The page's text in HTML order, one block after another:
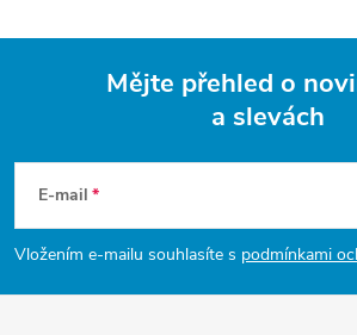
p
Mějte přehled o
a slevách
E-mail
Vložením e-mailu souhlasíte s podmínkami